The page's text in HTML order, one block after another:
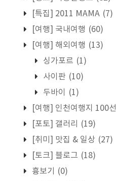
[특집] 2011 MAMA (7)
[여행] 국내여행 (60)
[여행] 해외여행 (13)
싱가포르 (1)
사이판 (10)
두바이
(1)
[여행] 인천여행지 100선
[포토] 갤러리
(19)
[취미] 맛집 & 일상 (27)
[토크] 블로그 (18)
흉보기
(0)